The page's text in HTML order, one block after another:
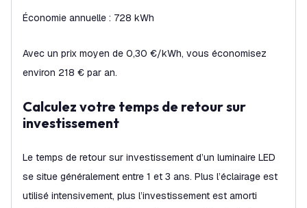
Économie annuelle : 728 kWh
Avec un prix moyen de 0,30 €/kWh, vous économisez
environ 218 € par an.
Calculez votre temps de retour sur
investissement
Le temps de retour sur investissement d’un luminaire LED
se situe généralement entre 1 et 3 ans. Plus l’éclairage est
utilisé intensivement, plus l’investissement est amorti